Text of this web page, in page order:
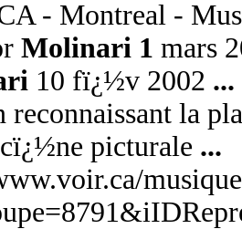
- Montreal -
Molinari 1 mars
10 fï¿½v 2002 ...
reconnaissant la
picturale ...